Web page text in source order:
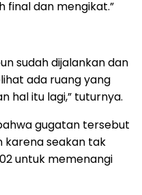
final dan mengikat.”
sudah dijalankan dan
ada ruang yang
hal itu lagi,” tuturnya.
gugatan tersebut
karena seakan tak
untuk memenangi